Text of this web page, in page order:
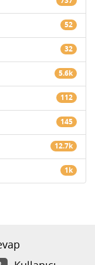
52
32
5.6k
112
145
12.7k
1k